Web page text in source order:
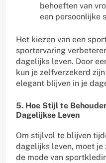
behoeften van
een persoonlijke
Het kiezen van een
sportervaring
dagelijks leven. Door
kun je zelfverzekerd
elegant blijven in je
5. Hoe Stijl te
Dagelijkse Leven
Om stijlvol te blijven
dagelijks leven, moet
de mode van